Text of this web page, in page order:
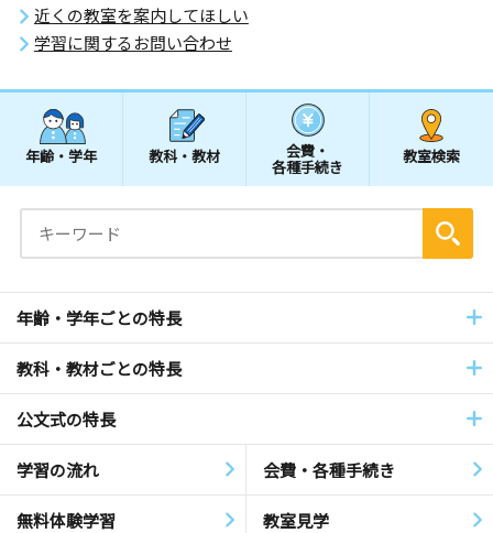
近くの教室を案内してほしい
学習に関するお問い合わせ
年齢・学年 教科・教材 会費・
各種手続き
教室検索
年齢・学年ごとの特長
教科・教材ごとの特長
公文式の特長
学習の流れ 会費・各種手続き
無料体験学習 教室見学